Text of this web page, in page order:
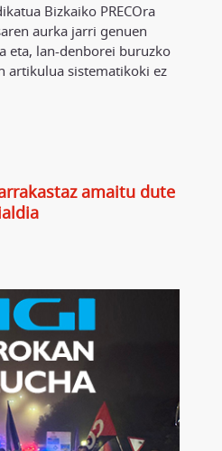
Bizkaiko PRECOra
aurka jarri genuen
eta, lan-denborei buruzko
artikulua sistematikoki ez
amaitu dute